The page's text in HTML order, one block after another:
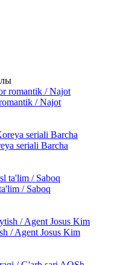
/ Najot
seriali Barcha
/ Saboq
/ Agent Josus Kim